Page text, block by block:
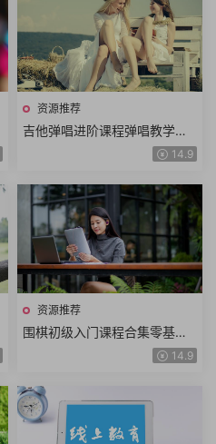
资源推荐
吉他弹唱进阶课程弹唱教学前
奏示范前奏教学全曲示范全曲
14.9
资源推荐
围棋初级入门课程合集零基础
学围棋快乐学习围棋动画围棋
14.9